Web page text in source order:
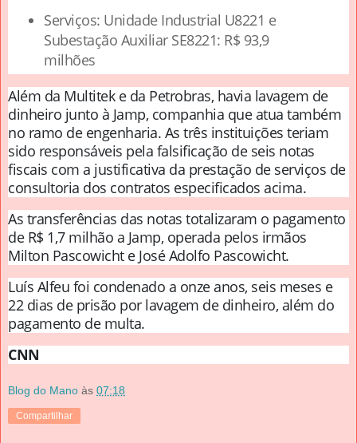
Serviços: Unidade Industrial U8221 e
Subestação Auxiliar SE8221: R$ 93,9
milhões
Além da Multitek e da Petrobras, havia lavagem de
dinheiro junto à Jamp, companhia que atua também
no ramo de engenharia. As três instituições teriam
sido responsáveis pela falsificação de seis notas
fiscais com a justificativa da prestação de serviços de
consultoria dos contratos especificados acima.
As transferências das notas totalizaram o pagamento
de R$ 1,7 milhão a Jamp, operada pelos irmãos
Milton Pascowicht e José Adolfo Pascowicht.
Luís Alfeu foi condenado a onze anos, seis meses e
22 dias de prisão por lavagem de dinheiro, além do
pagamento de multa.
CNN
Blog do Mano às 07:18
Compartilhar